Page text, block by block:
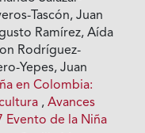
Tascón, Juan
Ramírez, Aída
Rodríguez-
Yepes, Juan
en Colombia:
,Avances
Evento de la Niña